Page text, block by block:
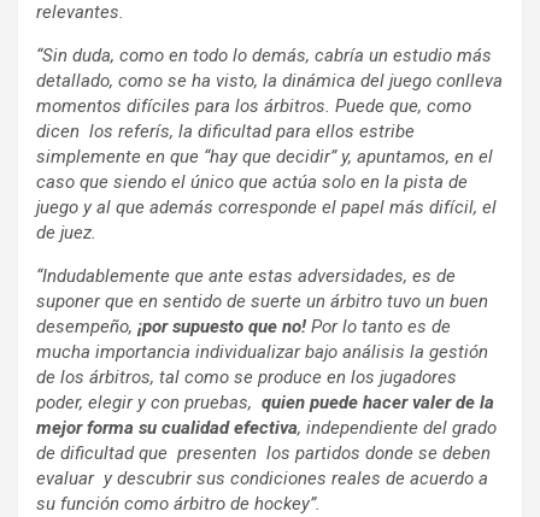
relevantes.
“Sin duda, como en todo lo demás, cabría un estudio más
detallado, como se ha visto, la dinámica del juego conlleva
momentos difíciles para los árbitros. Puede que, como
dicen los referís, la dificultad para ellos estribe
simplemente en que “hay que decidir” y, apuntamos, en el
caso que siendo el único que actúa solo en la pista de
juego y al que además corresponde el papel más difícil, el
de juez.
“Indudablemente que ante estas adversidades, es de
suponer que en sentido de suerte un árbitro tuvo un buen
desempeño, ¡por supuesto que no! Por lo tanto es de
mucha importancia individualizar bajo análisis la gestión
de los árbitros, tal como se produce en los jugadores
poder, elegir y con pruebas, quien puede hacer valer de la
mejor forma su cualidad efectiva, independiente del grado
de dificultad que presenten los partidos donde se deben
evaluar y descubrir sus condiciones reales de acuerdo a
su función como árbitro de hockey”.